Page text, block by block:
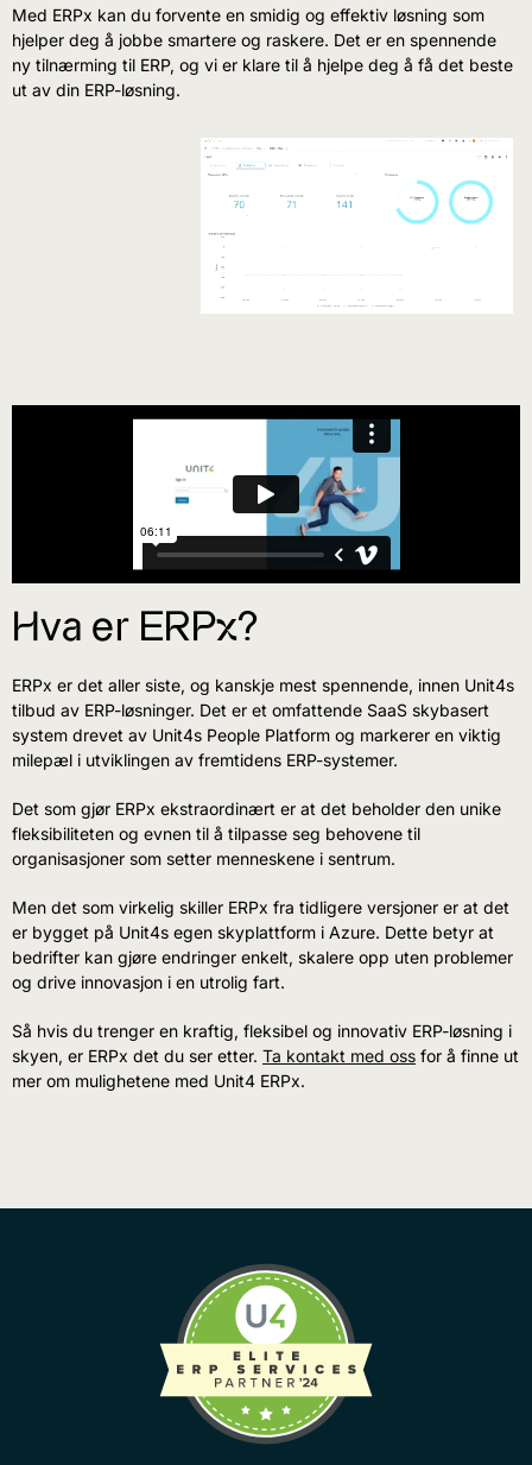
Med ERPx kan du forvente en smidig og effektiv løsning som
hjelper deg å jobbe smartere og raskere. Det er en spennende
ny tilnærming til ERP, og vi er klare til å hjelpe deg å få det beste
ut av din ERP-løsning.
Hva er ERPx?
ERPx er det aller siste, og kanskje mest spennende, innen Unit4s
tilbud av ERP-løsninger. Det er et omfattende SaaS skybasert
system drevet av Unit4s People Platform og markerer en viktig
milepæl i utviklingen av fremtidens ERP-systemer.
Det som gjør ERPx ekstraordinært er at det beholder den unike
fleksibiliteten og evnen til å tilpasse seg behovene til
organisasjoner som setter menneskene i sentrum.
Men det som virkelig skiller ERPx fra tidligere versjoner er at det
er bygget på Unit4s egen skyplattform i Azure. Dette betyr at
bedrifter kan gjøre endringer enkelt, skalere opp uten problemer
og drive innovasjon i en utrolig fart.
Så hvis du trenger en kraftig, fleksibel og innovativ ERP-løsning i
skyen, er ERPx det du ser etter. Ta kontakt med oss for å finne ut
mer om mulighetene med Unit4 ERPx.